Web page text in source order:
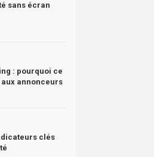
sans écran
: pourquoi ce
annonceurs
clés